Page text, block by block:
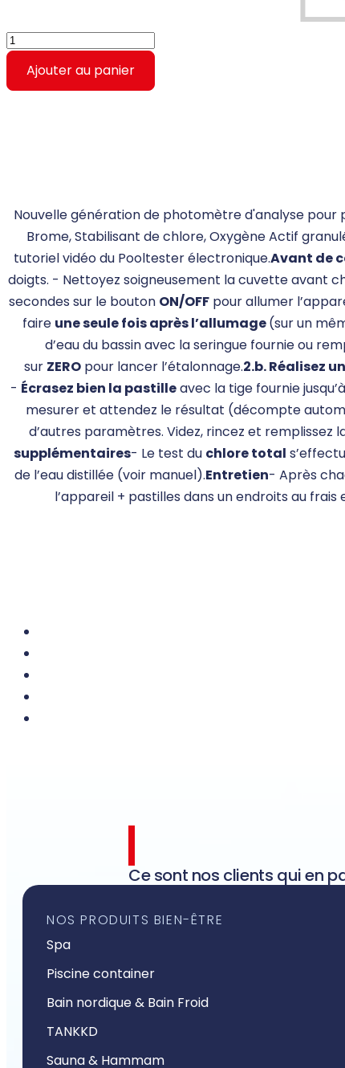
Ajouter au panier
Nouvelle génération de photomètre d'analyse pour
Brome, Stabilisant de chlore, Oxygène Actif
tutoriel vidéo du Pooltester électronique.Avant de
doigts. - Nettoyez soigneusement la cuvette avant
secondes sur le bouton ON/OFFpour allumer
faire une seule fois après l’allumage(sur un
d’eau du bassin avec la seringue fournie ou
sur ZEROpour lancer l’étalonnage.2.b. Réalisez
- Écrasez bien la pastilleavec la tige fournie jusqu’à
mesurer et attendez le résultat (décompte
d’autres paramètres. Videz, rincez et remplissez
supplémentaires- Le test du chlore total
de l’eau distillée (voir manuel).Entretien- Après
l’appareil + pastilles dans un endroits au
Ce sont nos clients qui en
NOS PRODUITS BIEN-ÊTRE
Spa
Piscine container
Bain nordique & Bain Froid
TANKKD
Sauna & Hammam